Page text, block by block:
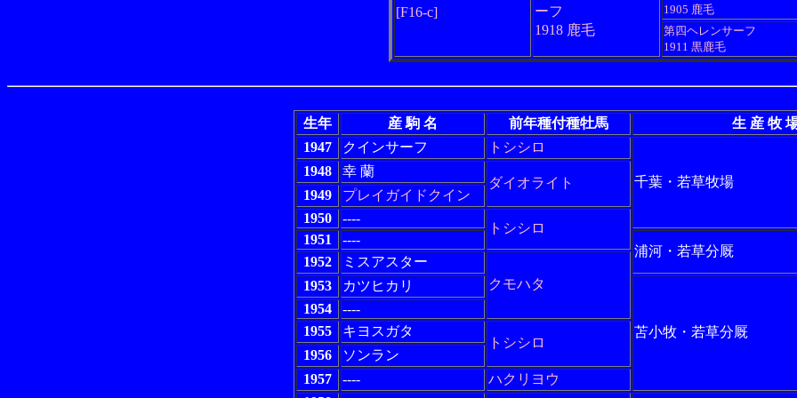
[F16-c]
ーフ
1918 鹿毛
1905 鹿毛
第四ヘレンサーフ
1911 黒鹿毛
生年 産 駒 名 前年種付種牡馬
生 産 牧
1947
クインサーフ トシシロ
千葉・若草牧場
1948 幸 蘭
ダイオライト
1949
プレイガイドクイン
1950
----
トシシロ
1951 ----
浦河・若草分厩
1952
ミスアスター
クモハタ
1953 カツヒカリ
苫小牧・若草分厩
1954
----
1955
キヨスガタ
トシシロ
1956
ソンラン
1957
----
ハクリヨウ